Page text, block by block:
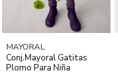
MAYORAL
Conj.Mayoral Gatitas
Plomo Para Niña